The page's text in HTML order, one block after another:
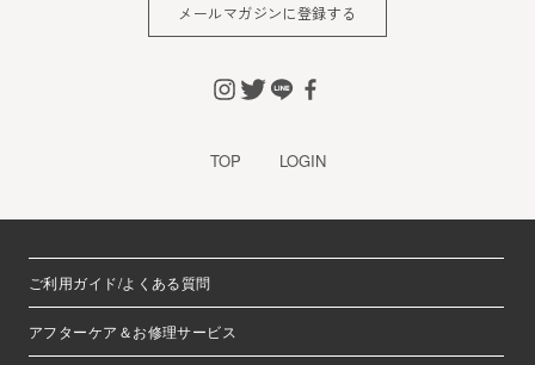
メールマガジンに登録する
TOP LOGIN
ご利用ガイド/よくある質問
アフターケア＆お修理サービス